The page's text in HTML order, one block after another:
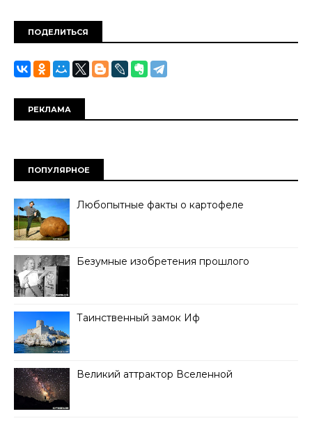
ПОДЕЛИТЬСЯ
РЕКЛАМА
ПОПУЛЯРНОЕ
Любопытные факты о картофеле
Безумные изобретения прошлого
Таинственный замок Иф
Великий аттрактор Вселенной